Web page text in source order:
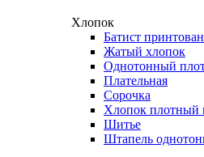
Хлопок
Батист
Жатый хлопок
Однотонный
Плательная
Сорочка
Хлопок плотный
Шитье
Штапель